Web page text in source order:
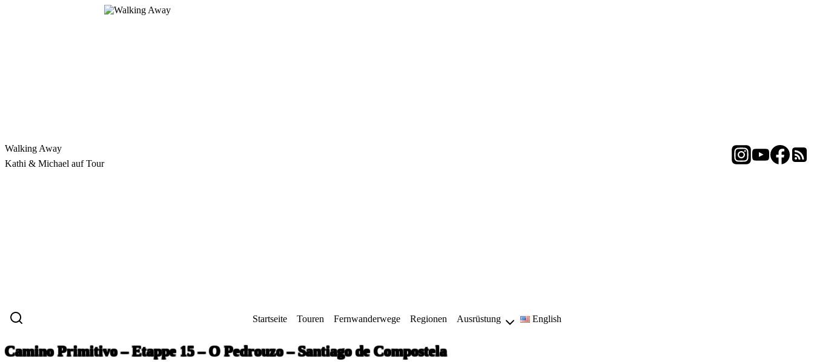
Walking Away
Kathi & Michael auf Tour
Startseite Touren Fernwanderwege Regionen Ausrüstung English
Camino Primitivo – Etappe 15 – O Pedrouzo – Santiago de Compostela